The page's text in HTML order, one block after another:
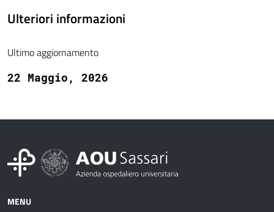
Ulteriori informazioni
Ultimo aggiornamento
22 Maggio, 2026
MENU